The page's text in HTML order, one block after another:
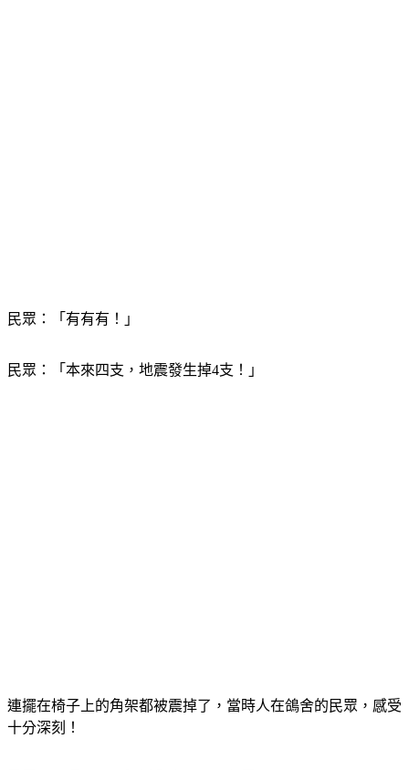
民眾：「有有有！」
民眾：「本來四支，地震發生掉4支！」
連擺在椅子上的角架都被震掉了，當時人在鴿舍的民眾，感受
十分深刻！